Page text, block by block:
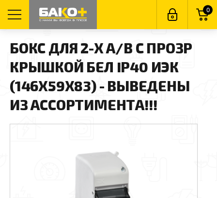
0
БОКС ДЛЯ 2-Х А/В С ПРОЗР
КРЫШКОЙ БЕЛ IP40 ИЭК
(146Х59Х83) - ВЫВЕДЕНЫ
ИЗ АССОРТИМЕНТА!!!